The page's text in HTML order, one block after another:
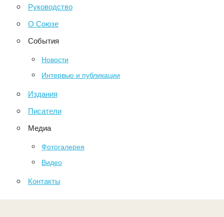
Руководство
О Союзе
События
Новости
Интервью и публикации
Издания
Писатели
Медиа
Фотогалерея
Видео
Контакты